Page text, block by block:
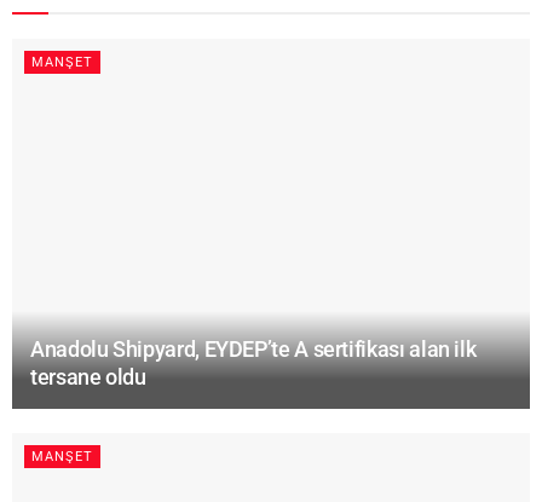
MANŞET
Anadolu Shipyard, EYDEP’te A sertifikası alan ilk
tersane oldu
MANŞET